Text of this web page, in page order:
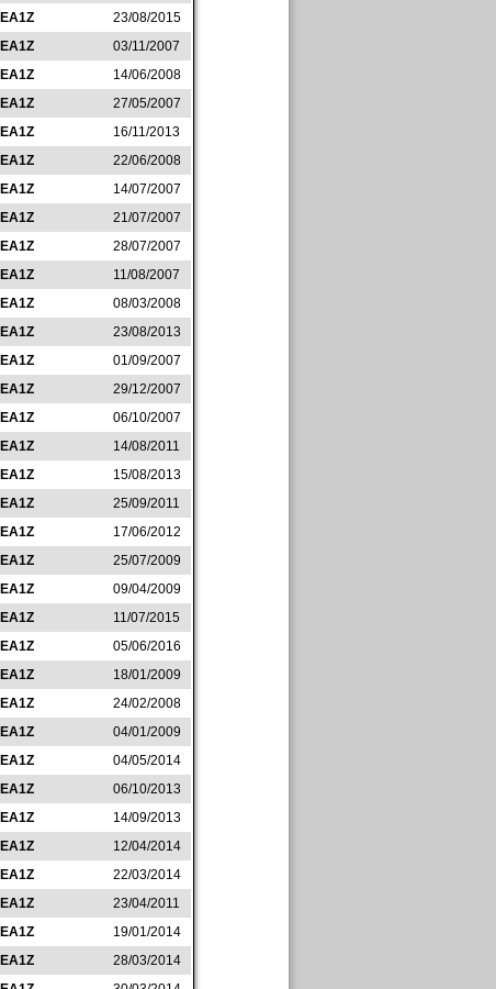
EA1Z
23/08/2015
EA1Z
03/11/2007
EA1Z
14/06/2008
EA1Z
27/05/2007
EA1Z
16/11/2013
EA1Z
22/06/2008
EA1Z
14/07/2007
EA1Z
21/07/2007
EA1Z
28/07/2007
EA1Z
11/08/2007
EA1Z
08/03/2008
EA1Z
23/08/2013
EA1Z
01/09/2007
EA1Z
29/12/2007
EA1Z
06/10/2007
EA1Z
14/08/2011
EA1Z
15/08/2013
EA1Z
25/09/2011
EA1Z
17/06/2012
EA1Z
25/07/2009
EA1Z
09/04/2009
EA1Z
11/07/2015
EA1Z
05/06/2016
EA1Z
18/01/2009
EA1Z
24/02/2008
EA1Z
04/01/2009
EA1Z
04/05/2014
EA1Z
06/10/2013
EA1Z
14/09/2013
EA1Z
12/04/2014
EA1Z
22/03/2014
EA1Z
23/04/2011
EA1Z
19/01/2014
EA1Z
28/03/2014